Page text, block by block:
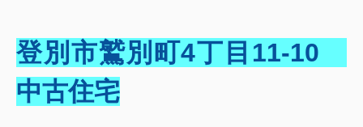
登別市鷲別町4丁目11-10
中古住宅